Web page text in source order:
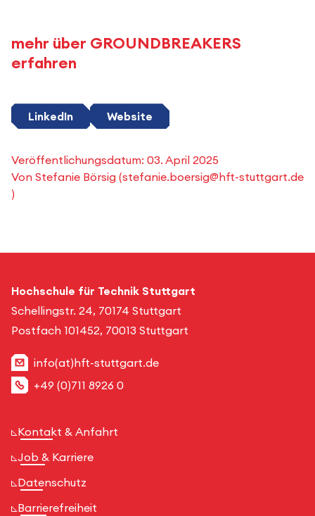
mehr über GROUNDBREAKERS
erfahren
LinkedIn Website
Veröffentlichungsdatum: 03. April 2025
Von Stefanie Börsig (stefanie.boersig@hft-stuttgart.de
)
Hochschule für Technik Stuttgart
Schellingstr. 24, 70174 Stuttgart
Postfach 101452, 70013 Stuttgart
info(at)hft-stuttgart.de
+49 (0)711 8926 0
Kontakt & Anfahrt
Job & Karriere
Datenschutz
Barrierefreiheit